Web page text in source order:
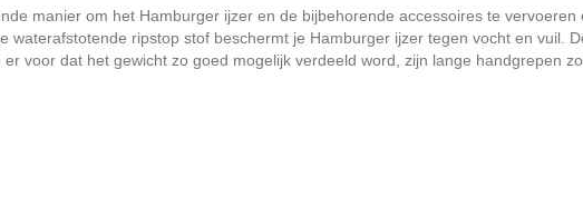
manier om het Hamburger ijzer en de bijbehorende accessoires te
waterafstotende ripstop stof beschermt je Hamburger ijzer tegen vocht en vuil.
voor dat het gewicht zo goed mogelijk verdeeld word, zijn lange handgrepen